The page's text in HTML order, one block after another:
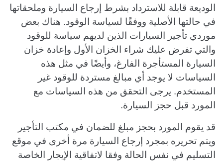
الوديعة قابلة للاسترداد بشرط إرجاع السيارة وملحقاتها
في حالتها الأصلية ووفقًا لسياسة الوقود. هناك بعض
موردي تأجير السيارات الذين لديهم سياسة للوقود
والتي تفرض عليك شراء الخزان الأول وإعادة خزان
السيارة المستأجرة الفارغ، وأيضًا في مثل هذه
السياسات لا يوجد أي مبالغ مستردة للوقود غير
المستخدم. يرجى التحقق من هذه السياسات مع
المورد قبل حجز السيارة.
قد يقوم المورد بحجز مبلغ للضمان في مكتب التأجير
ويتم تحريره بمجرد إرجاع السيارة مرة أخرى في موقع
التسليم في نفس الحالة وفقا لاتفاقية الإيجار الخاصة